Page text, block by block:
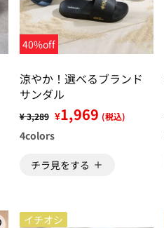
40%off
涼やか！選べるブランド
サンダル
¥ 3,289 ¥1,969 (税込)
4colors
チラ見をする
イチオシ